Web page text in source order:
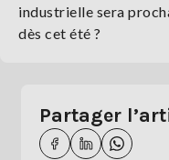
industrielle sera
dès cet été ?
Partager